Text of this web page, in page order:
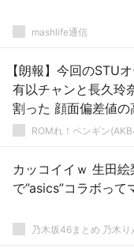
mashlife通信
【朗報】今回のSTU
有以チャンと長久玲
割った 顔面偏差値の
ROMれ！ペンギン
カッコイイｗ 生田
で”asics”コラボって
乃木坂46まとめ 乃木り